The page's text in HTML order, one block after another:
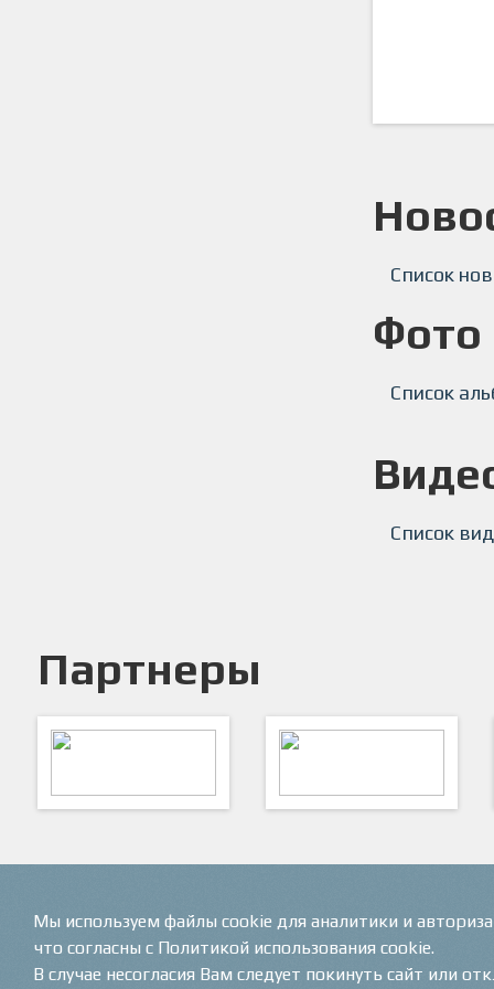
Список
Фото
Список
Список
Партнеры
Мы используем файлы cookie для аналитики и
что согласны с Политикой использования cookie.
В случае несогласия Вам следует покинуть сайт или